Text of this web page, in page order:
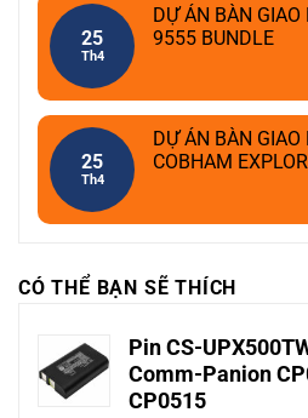
25
Th4
DỰ ÁN BÀN GIAO
9555 BUNDLE
25
Th4
DỰ ÁN BÀN GIAO
COBHAM
CÓ THỂ BẠN SẼ THÍCH
Pin CS-
Comm-Panion
CP0515